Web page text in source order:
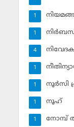
1
1
4
1
നൂര്‍സി
1
നൂഹ്‌
1
നോമ്പ്
1